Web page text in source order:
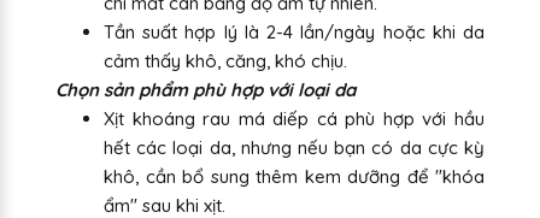
Tần suất hợp lý là 2-4 lần/ngày hoặc khi da
cảm thấy khô, căng, khó chịu.
Chọn sản phẩm phù hợp với loại da
Xịt khoáng rau má diếp cá phù hợp với hầu
hết các loại da, nhưng nếu bạn có da cực kỳ
khô, cần bổ sung thêm kem dưỡng để "khóa
ẩm" sau khi xịt.